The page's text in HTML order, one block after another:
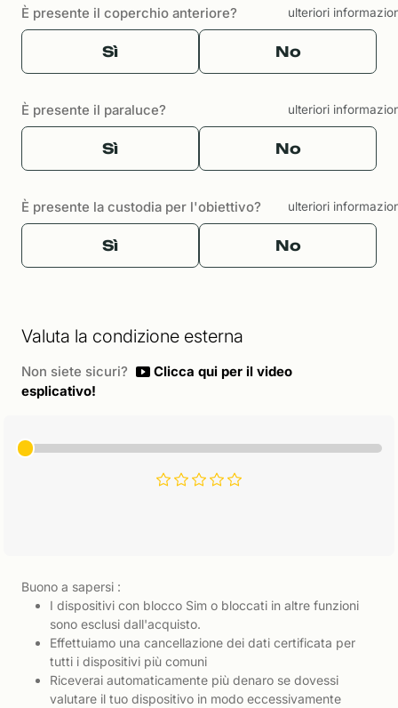
È presente il coperchio anteriore? ulteriori
Sì No
È presente il paraluce? ulteriori
Sì No
È presente la custodia per l'obiettivo? ulteriori
Sì No
Valuta la condizione esterna
Non siete sicuri?
Clicca qui per il video
esplicativo!
Buono a sapersi :
I dispositivi con blocco Sim o bloccati in altre funzioni
sono esclusi dall'acquisto.
Effettuiamo una cancellazione dei dati certificata per
tutti i dispositivi più comuni
Riceverai automaticamente più denaro se dovessi
valutare il tuo dispositivo in modo eccessivamente